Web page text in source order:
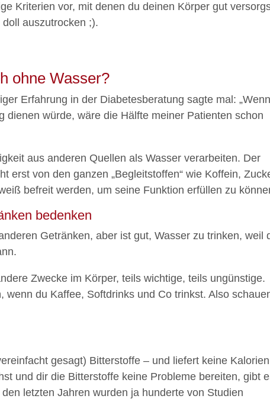
Kriterien vor, mit denen du deinen Körper gut
auszutrocken ;).
ohne Wasser?
Erfahrung in der Diabetesberatung sagte mal:
dienen würde, wäre die Hälfte meiner Patienten schon
aus anderen Quellen als Wasser verarbeiten. Der
erst von den ganzen „Begleitstoffen“ wie Koffein,
befreit werden, um seine Funktion erfüllen zu
bedenken
Getränken, aber ist gut, Wasser zu trinken, weil
Zwecke im Körper, teils wichtige, teils ungünstige.
wenn du Kaffee, Softdrinks und Co trinkst. Also
gesagt) Bitterstoffe – und liefert keine
und dir die Bitterstoffe keine Probleme bereiten, gibt
letzten Jahren wurden ja hunderte von Studien